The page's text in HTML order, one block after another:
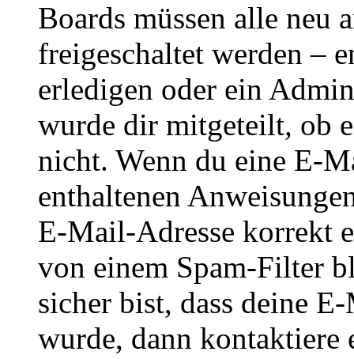
Boards müssen alle neu
freigeschaltet werden –
erledigen oder ein
wurde dir mitgeteilt, ob
nicht. Wenn du eine E-
enthaltenen
E-Mail-Adresse korrekt
von einem Spam-Filter
sicher bist, dass deine
wurde, dann kontaktiere